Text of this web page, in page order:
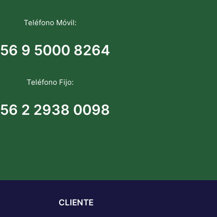
Teléfono Móvil:
9 5000 8264
Teléfono Fijo:
2 2938 0098
CLIENTE